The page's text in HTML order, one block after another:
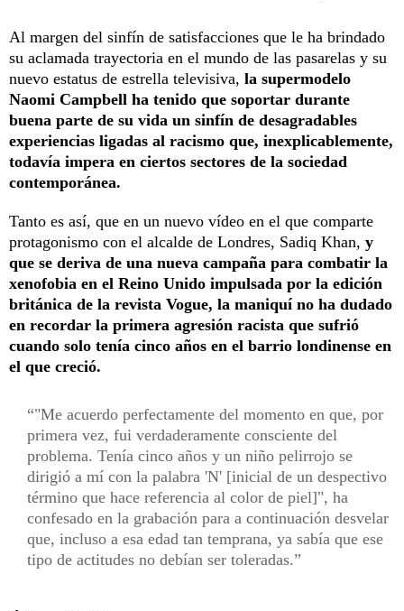
Al margen del sinfín de satisfacciones que le ha brindado
su aclamada trayectoria en el mundo de las pasarelas y su
nuevo estatus de estrella televisiva, la supermodelo
Naomi Campbell ha tenido que soportar durante
buena parte de su vida un sinfín de desagradables
experiencias ligadas al racismo que, inexplicablemente,
todavía impera en ciertos sectores de la sociedad
contemporánea.
Tanto es así, que en un nuevo vídeo en el que comparte
protagonismo con el alcalde de Londres, Sadiq Khan, y
que se deriva de una nueva campaña para combatir la
xenofobia en el Reino Unido impulsada por la edición
británica de la revista Vogue, la maniquí no ha dudado
en recordar la primera agresión racista que sufrió
cuando solo tenía cinco años en el barrio londinense en
el que creció.
"Me acuerdo perfectamente del momento en que, por
primera vez, fui verdaderamente consciente del
problema. Tenía cinco años y un niño pelirrojo se
dirigió a mí con la palabra 'N' [inicial de un despectivo
término que hace referencia al color de piel]", ha
confesado en la grabación para a continuación desvelar
que, incluso a esa edad tan temprana, ya sabía que ese
tipo de actitudes no debían ser toleradas.